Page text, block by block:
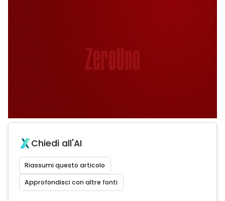
Chiedi all'AI
Riassumi questo articolo
Approfondisci con altre fonti